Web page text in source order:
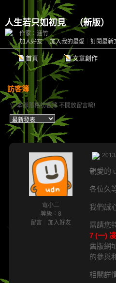
人生若只如初見（新版）
首頁 文章創作
加入好友｜加入我的最愛 訂閱最新
作家：涵竹.
訪客簿
☆ 本部落格訪客簿 不開放留言唷!
電小二
等級：8
留言
加入好友
親愛的
各位久
我們誠
需請您
7 (一)
舊版網
的參與
相關詳